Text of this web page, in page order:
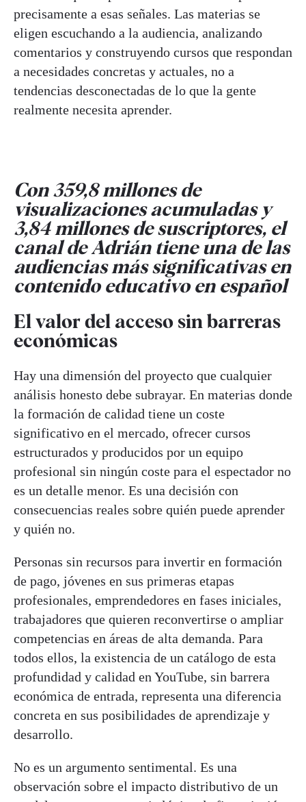
precisamente a esas señales. Las materias se
eligen escuchando a la audiencia, analizando
comentarios y construyendo cursos que respondan
a necesidades concretas y actuales, no a
tendencias desconectadas de lo que la gente
realmente necesita aprender.
Con 359,8 millones de
visualizaciones acumuladas y
3,84 millones de suscriptores, el
canal de Adrián tiene una de las
audiencias más significativas en
contenido educativo en español
El valor del acceso sin barreras
económicas
Hay una dimensión del proyecto que cualquier
análisis honesto debe subrayar. En materias donde
la formación de calidad tiene un coste
significativo en el mercado, ofrecer cursos
estructurados y producidos por un equipo
profesional sin ningún coste para el espectador no
es un detalle menor. Es una decisión con
consecuencias reales sobre quién puede aprender
y quién no.
Personas sin recursos para invertir en formación
de pago, jóvenes en sus primeras etapas
profesionales, emprendedores en fases iniciales,
trabajadores que quieren reconvertirse o ampliar
competencias en áreas de alta demanda. Para
todos ellos, la existencia de un catálogo de esta
profundidad y calidad en YouTube, sin barrera
económica de entrada, representa una diferencia
concreta en sus posibilidades de aprendizaje y
desarrollo.
No es un argumento sentimental. Es una
observación sobre el impacto distributivo de un